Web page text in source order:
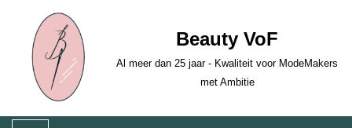
naar
inhoud
Beauty VoF
Al meer dan 25 jaar - Kwaliteit voor ModeMakers
met Ambitie